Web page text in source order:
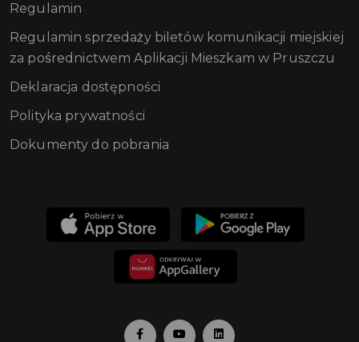
Regulamin
Regulamin sprzedaży biletów komunikacji miejskiej
za pośrednictwem Aplikacji Mieszkam w Pruszczu
Deklaracja dostępności
Polityka prywatności
Dokumenty do pobrania